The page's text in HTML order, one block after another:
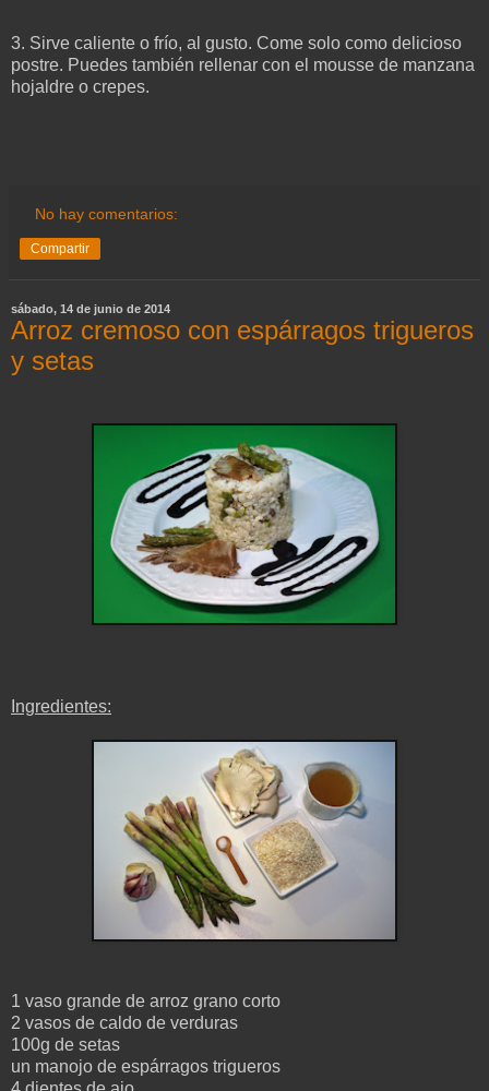
3. Sirve caliente o frío, al gusto. Come solo como delicioso
postre. Puedes también rellenar con el mousse de manzana
hojaldre o crepes.
No hay comentarios:
Compartir
sábado, 14 de junio de 2014
Arroz cremoso con espárragos trigueros
y setas
Ingredientes:
1 vaso grande de arroz grano corto
2 vasos de caldo de verduras
100g de setas
un manojo de espárragos trigueros